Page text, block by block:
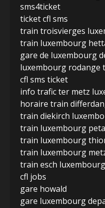
sms4ticket
ticket cfl sms
train troisvierges
train luxembourg
gare de luxembourg
luxembourg rodange
cfl sms ticket
info trafic ter metz
horaire train
train diekirch
train luxembourg
train luxembourg
train luxembourg
train esch luxembourg
cfl jobs
gare howald
gare luxembourg